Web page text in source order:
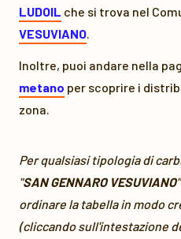
LUDOIL che si trova nel
VESUVIANO.
Inoltre, puoi andare nella
metano per scoprire i
zona.
Per qualsiasi tipologia di
"SAN GENNARO VESUVIANO
ordinare la tabella in modo
(cliccando sull'intestazione